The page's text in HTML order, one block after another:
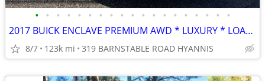
• • • • • • • • • • • • • • • • • • •
2017 BUICK ENCLAVE PREMIUM AWD * LUXURY * LOADED * 3rd ROW SEATS
8/7 123k mi 319 BARNSTABLE ROAD HYANNIS